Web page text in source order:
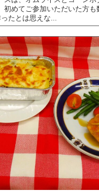
初めてご参加いただいた方も
たとは思えな...